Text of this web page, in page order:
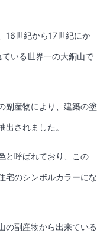
16世紀から17世紀にか
いる世界一の大銅山で
副産物により、建築の塗
されました。
と呼ばれており、この
宅のシンボルカラーにな
の副産物から出来ている